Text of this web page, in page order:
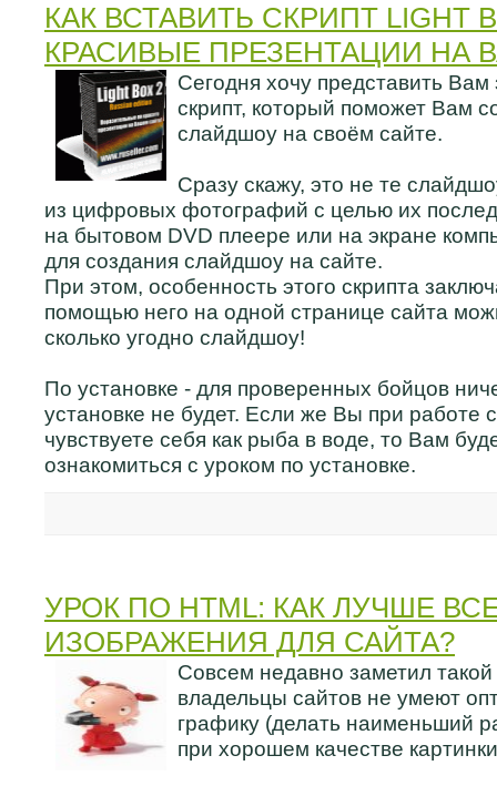
КАК ВСТАВИТЬ СКРИПТ LIGHT
КРАСИВЫЕ ПРЕЗЕНТАЦИИ НА
Сегодня хочу представить
скрипт, который поможет Вам
слайдшоу на своём сайте.
Сразу скажу, это не те
из цифровых фотографий с целью их
на бытовом DVD плеере или на экране
для создания слайдшоу на сайте.
При этом, особенность этого скрипта
помощью него на одной странице сайта
сколько угодно слайдшоу!
По установке - для проверенных бойцов
установке не будет. Если же Вы при работе
чувствуете себя как рыба в воде, то Вам
ознакомиться с уроком по установке.
УРОК ПО HTML: КАК ЛУЧШЕ
ИЗОБРАЖЕНИЯ ДЛЯ САЙТА?
Совсем недавно заметил
владельцы сайтов не умеют
графику (делать наименьший
при хорошем качестве